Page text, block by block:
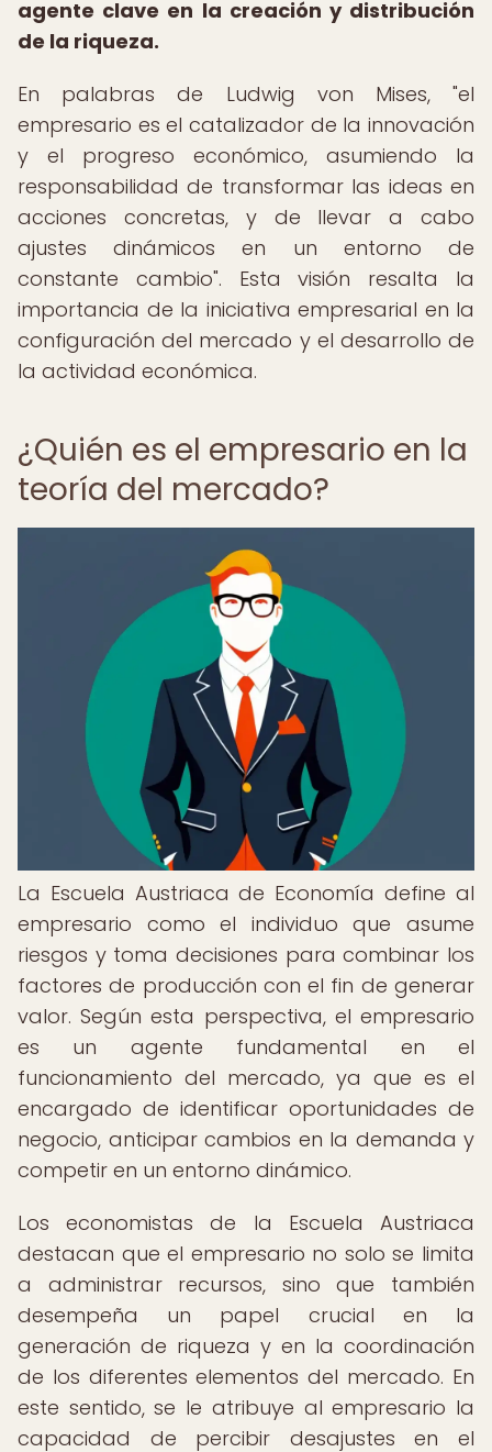
agente clave en la creación y distribución
de la riqueza.
En palabras de Ludwig von Mises, "el
empresario es el catalizador de la innovación
y el progreso económico, asumiendo la
responsabilidad de transformar las ideas en
acciones concretas, y de llevar a cabo
ajustes dinámicos en un entorno de
constante cambio". Esta visión resalta la
importancia de la iniciativa empresarial en la
configuración del mercado y el desarrollo de
la actividad económica.
¿Quién es el empresario en la
teoría del mercado?
La Escuela Austriaca de Economía define al
empresario como el individuo que asume
riesgos y toma decisiones para combinar los
factores de producción con el fin de generar
valor. Según esta perspectiva, el empresario
es un agente fundamental en el
funcionamiento del mercado, ya que es el
encargado de identificar oportunidades de
negocio, anticipar cambios en la demanda y
competir en un entorno dinámico.
Los economistas de la Escuela Austriaca
destacan que el empresario no solo se limita
a administrar recursos, sino que también
desempeña un papel crucial en la
generación de riqueza y en la coordinación
de los diferentes elementos del mercado. En
este sentido, se le atribuye al empresario la
capacidad de percibir desajustes en el